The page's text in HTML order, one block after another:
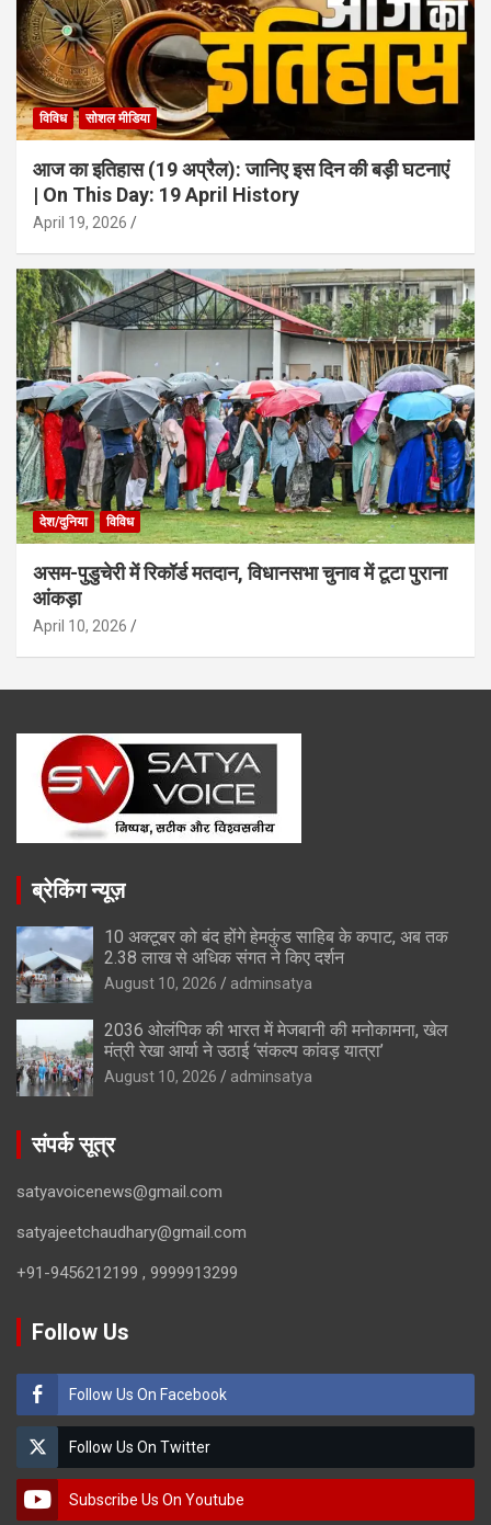
विविध सोशल मीडिया
आज का इतिहास (19 अप्रैल): जानिए इस दिन की बड़ी घटनाएं
| On This Day: 19 April History
April 19, 2026
देश/दुनिया विविध
असम-पुडुचेरी में रिकॉर्ड मतदान, विधानसभा चुनाव में टूटा पुराना
आंकड़ा
April 10, 2026
ब्रेकिंग न्यूज़
10 अक्टूबर को बंद होंगे हेमकुंड साहिब के कपाट, अब तक
2.38 लाख से अधिक संगत ने किए दर्शन
August 10, 2026 adminsatya
2036 ओलंपिक की भारत में मेजबानी की मनोकामना, खेल
मंत्री रेखा आर्या ने उठाई ‘संकल्प कांवड़ यात्रा’
August 10, 2026 adminsatya
संपर्क सूत्र
satyavoicenews@gmail.com
satyajeetchaudhary@gmail.com
+91-9456212199 , 9999913299
Follow Us
Follow Us On Facebook
Follow Us On Twitter
Subscribe Us On Youtube